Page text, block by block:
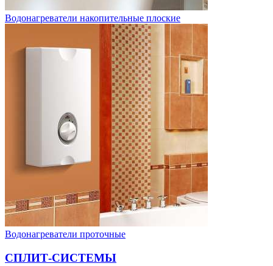
Водонагреватели накопительные плоские
Водонагреватели проточные
СПЛИТ-СИСТЕМЫ